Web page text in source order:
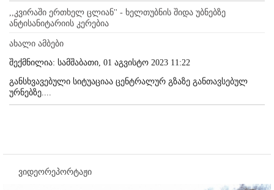
,,კვირაში ერთხელ ცლიან'' - ხელთუბნის შიდა უბნებზე
ანტისანიტარიის კერებია
ახალი ამბები
შექმნილია: სამშაბათი, 01 აგვისტო 2023 11:22
განსხვავებული სიტუაციაა ცენტრალურ გზაზე განთავსებულ
ურნებზე....
ვიდეორეპორტაჟი